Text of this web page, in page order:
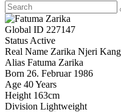
Global ID 227147
Status Active
Real Name Zarika Njeri
Alias Fatuma Zarika
Born 26. Februar 1986
Age 40 Years
Height 163cm
Division Lightweight